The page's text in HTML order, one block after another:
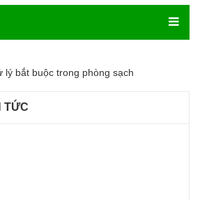
lý bắt buộc trong phòng sạch
TỨC